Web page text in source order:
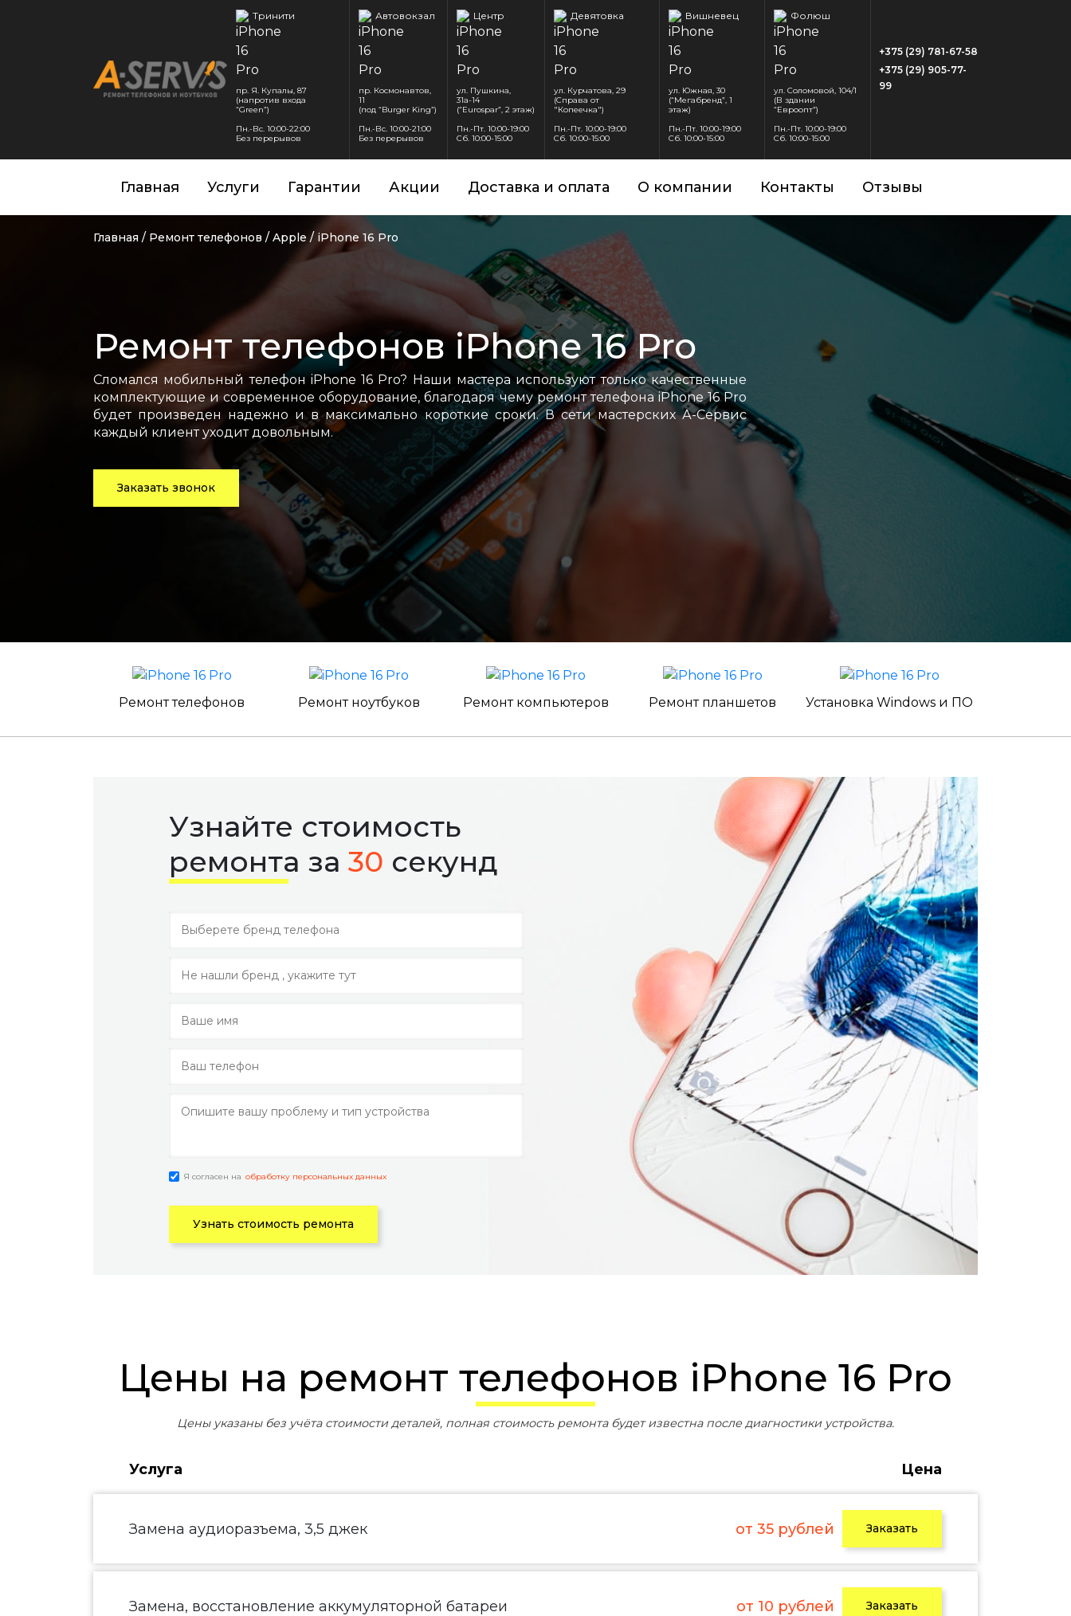
Тринити
пр. Я. Купалы, 87
(напротив входа
“Green”)
Пн.-Вс. 10:00-22:00
Без перерывов
Автовокзал
пр. Космонавтов,
11
(под “Burger King”)
Пн.-Вс. 10:00-21:00
Без перерывов
Центр
ул. Пушкина,
31а-14
(“Eurospar”, 2 этаж)
Пн.-Пт. 10:00-19:00
Сб. 10:00-15:00
Девятовка
ул. Курчатова, 29
(Справа от
"Копеечка")
Пн.-Пт. 10:00-19:00
Сб. 10:00-15:00
Вишневец
ул. Южная, 30
(“Мегабренд”, 1
этаж)
Пн.-Пт. 10:00-19:00
Сб. 10:00-15:00
Фолюш
ул. Соломовой, 104/1
(В здании
“Евроопт”)
Пн.-Пт. 10:00-19:00
Сб. 10:00-15:00
+375 (29) 781-67-58
+375 (29) 905-77-
99
Главная Услуги Гарантии Акции Доставка и оплата О компании Контакты Отзывы
Главная / Ремонт телефонов / Apple / iPhone 16 Pro
Ремонт телефонов iPhone 16 Pro
Сломался мобильный телефон iPhone 16 Pro? Наши мастера используют только качественные
комплектующие и современное оборудование, благодаря чему ремонт телефона iPhone 16 Pro
будет произведен надежно и в максимально короткие сроки. В сети мастерских А-Сервис
каждый клиент уходит довольным.
Заказать звонок
Ремонт телефонов Ремонт ноутбуков Ремонт компьютеров Ремонт планшетов Установка Windows и ПО
Узнайте стоимость
ремонта за 30 секунд
Я согласен на обработку персональных данных
Узнать стоимость ремонта
Цены на ремонт телефонов iPhone 16 Pro
Цены указаны без учёта стоимости деталей, полная стоимость ремонта будет известна после диагностики устройства.
Услуга Цена
Замена аудиоразъема, 3,5 джек от 35 рублей Заказать
Замена, восстановление аккумуляторной батареи от 10 рублей Заказать